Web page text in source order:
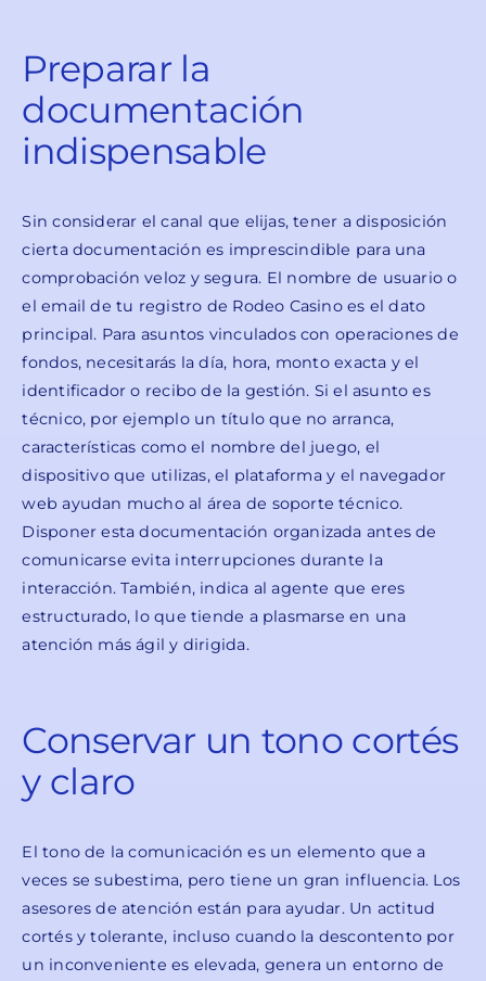
Preparar la
documentación
indispensable
Sin considerar el canal que elijas, tener a disposición
cierta documentación es imprescindible para una
comprobación veloz y segura. El nombre de usuario o
el email de tu registro de Rodeo Casino es el dato
principal. Para asuntos vinculados con operaciones de
fondos, necesitarás la día, hora, monto exacta y el
identificador o recibo de la gestión. Si el asunto es
técnico, por ejemplo un título que no arranca,
características como el nombre del juego, el
dispositivo que utilizas, el plataforma y el navegador
web ayudan mucho al área de soporte técnico.
Disponer esta documentación organizada antes de
comunicarse evita interrupciones durante la
interacción. También, indica al agente que eres
estructurado, lo que tiende a plasmarse en una
atención más ágil y dirigida.
Conservar un tono cortés
y claro
El tono de la comunicación es un elemento que a
veces se subestima, pero tiene un gran influencia. Los
asesores de atención están para ayudar. Un actitud
cortés y tolerante, incluso cuando la descontento por
un inconveniente es elevada, genera un entorno de